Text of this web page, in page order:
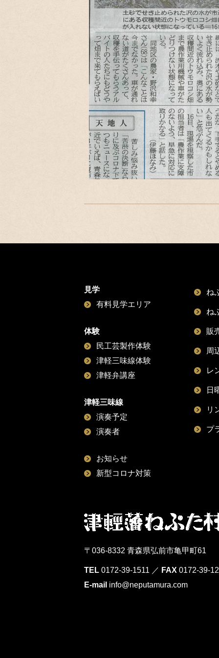
見学
有料見学エリア
体験
民工芸製作体験
津軽三味線体験
津軽弁講座
津軽三味線
演奏予定
演奏者
お知らせ
新型コロナ対策
ね
ね
販
周
レ
日
リ
プ
〒036-8332 青森県弘前市亀甲町61
TEL 0172-39-1511 ／ FAX 0172-39-
E-mail info@neputamura.com